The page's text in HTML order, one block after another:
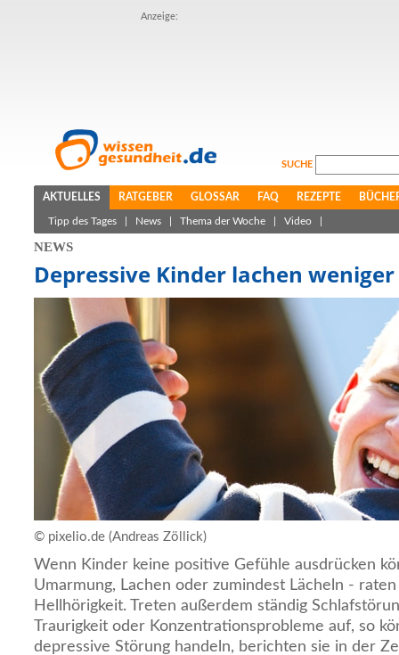
Anzeige:
SUCHE
AKTUELLES RATGEBER GLOSSAR FAQ REZEPTE
Tipp des Tages News Thema der Woche Video
NEWS
Depressive Kinder lachen weniger
© pixelio.de (Andreas Zöllick)
Wenn Kinder keine positive Gefühle ausdrücken
Umarmung, Lachen oder zumindest Lächeln -
Hellhörigkeit. Treten außerdem ständig
Traurigkeit oder Konzentrationsprobleme auf, so
depressive Störung handeln, berichten sie in der